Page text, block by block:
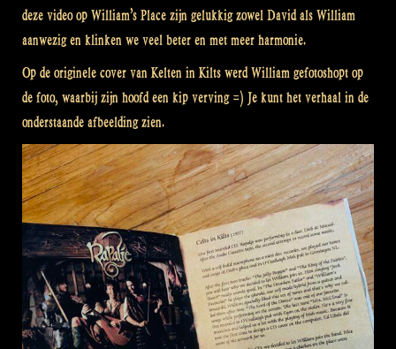
deze video op William’s Place zijn gelukkig zowel David als William
aanwezig en klinken we veel beter en met meer harmonie.
Op de originele cover van Kelten in Kilts werd William gefotoshopt op
de foto, waarbij zijn hoofd een kip verving =) Je kunt het verhaal in de
onderstaande afbeelding zien.